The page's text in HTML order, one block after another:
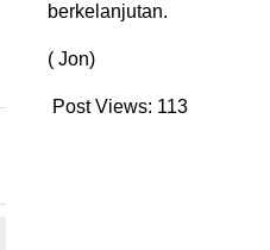
berkelanjutan.
( Jon)
Post Views: 113